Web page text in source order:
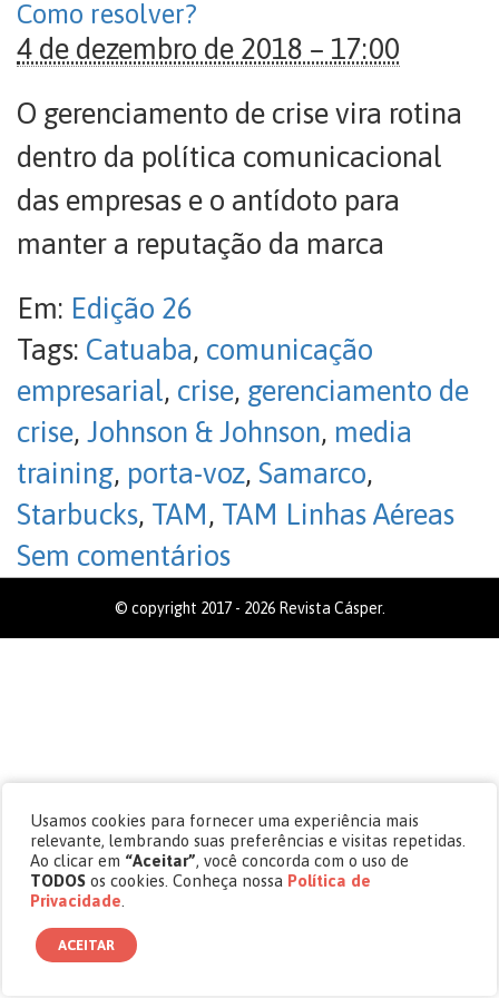
Como resolver?
4 de dezembro de 2018 – 17:00
O gerenciamento de crise vira rotina
dentro da política comunicacional
das empresas e o antídoto para
manter a reputação da marca
Em: Edição 26
Tags: Catuaba, comunicação
empresarial, crise, gerenciamento de
crise, Johnson & Johnson, media
training, porta-voz, Samarco,
Starbucks, TAM, TAM Linhas Aéreas
Sem comentários
© copyright 2017 - 2026 Revista Cásper.
Usamos cookies para fornecer uma experiência mais
relevante, lembrando suas preferências e visitas repetidas.
Ao clicar em “Aceitar”, você concorda com o uso de
TODOS os cookies. Conheça nossa Política de
Privacidade
ACEITAR